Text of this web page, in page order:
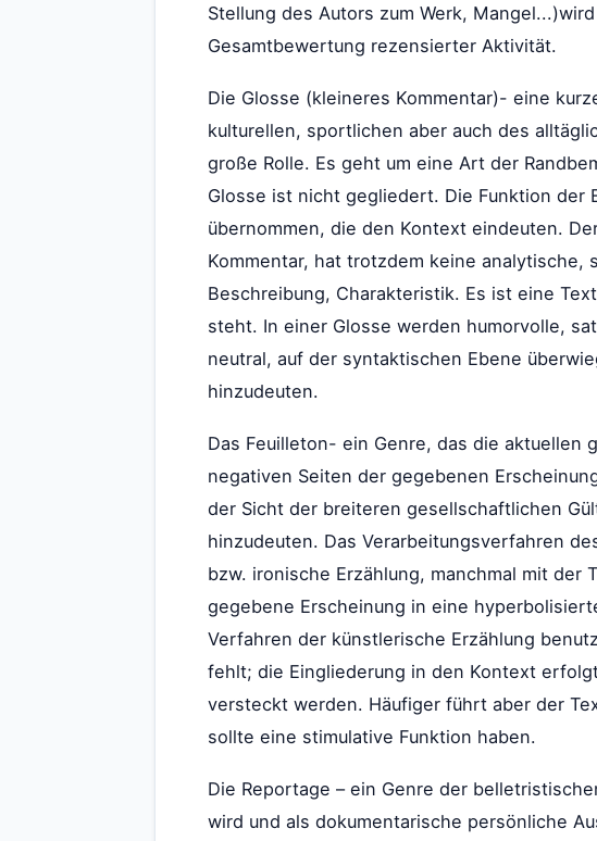
Stellung des Autors zum Werk,
Gesamtbewertung rezensierter Aktivität.
Die Glosse (kleineres Kommentar)- eine
kulturellen, sportlichen aber auch des
große Rolle. Es geht um eine Art der
Glosse ist nicht gegliedert. Die Funktion der
übernommen, die den Kontext eindeuten.
Kommentar, hat trotzdem keine analytische,
Beschreibung, Charakteristik. Es ist eine
steht. In einer Glosse werden humorvolle,
neutral, auf der syntaktischen Ebene
hinzudeuten.
Das Feuilleton- ein Genre, das die aktuellen
negativen Seiten der gegebenen
der Sicht der breiteren gesellschaftlichen
hinzudeuten. Das Verarbeitungsverfahren
bzw. ironische Erzählung, manchmal mit
gegebene Erscheinung in eine
Verfahren der künstlerische Erzählung
fehlt; die Eingliederung in den Kontext
versteckt werden. Häufiger führt aber der
sollte eine stimulative Funktion haben.
Die Reportage – ein Genre der
wird und als dokumentarische persönliche